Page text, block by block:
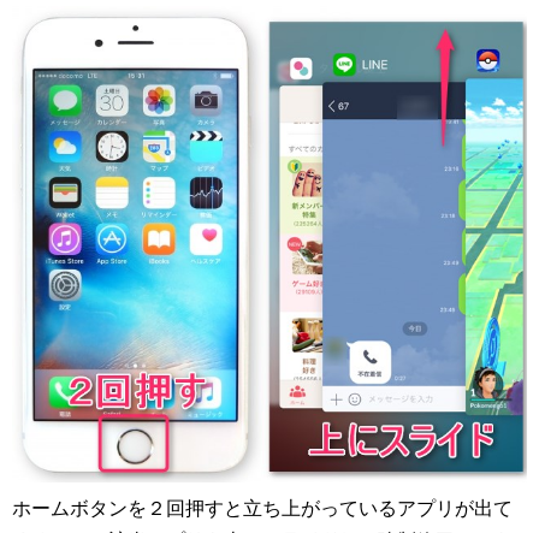
ホームボタンを２回押すと立ち上がっているアプリが出て